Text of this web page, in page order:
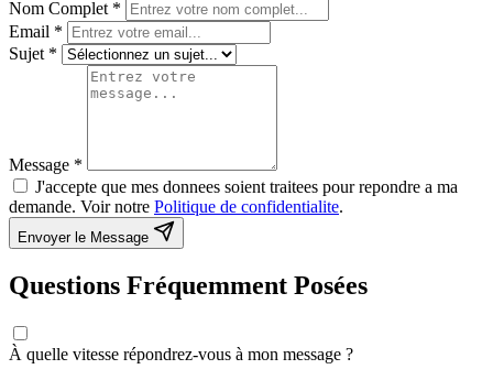
Nom Complet *
Email *
Sujet *
Message *
J'accepte que mes donnees soient traitees pour repondre a ma
demande. Voir notre Politique de confidentialite.
Envoyer le Message
Questions Fréquemment Posées
À quelle vitesse répondrez-vous à mon message ?